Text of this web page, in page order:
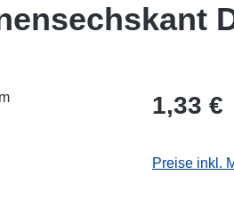
Regulärer
1,33 €
Preise inkl.